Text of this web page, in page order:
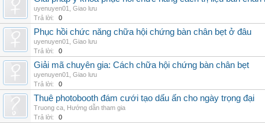
uyenuyen01
Giao lưu
Trả lời:
0
Phục hồi chức năng chữa hội chứng bàn chân bẹt ở đâu
uyenuyen01
Giao lưu
Trả lời:
0
Giải mã chuyên gia: Cách chữa hội chứng bàn chân bẹt
uyenuyen01
Giao lưu
Trả lời:
0
Thuê photobooth đám cưới tạo dấu ấn cho ngày trọng đại
Truong ca Hướng dẫn tham gia
Trả lời:
0